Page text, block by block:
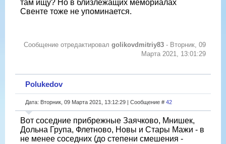
там ищу? Но в близлежащих мемориалах
Свенте тоже не упоминается.
Сообщение отредактировал golikovdmitriy83 - Вторник, 09
Марта 2021, 13:01:29
Polukedov
Дата: Вторник, 09 Марта 2021, 13:12:29 | Сообщение # 42
Вот соседние прибрежные Заячково, Мнишек,
Дольна Група, Флетново, Новы и Стары Мажи - в
не менее соседних (до степени смешения -